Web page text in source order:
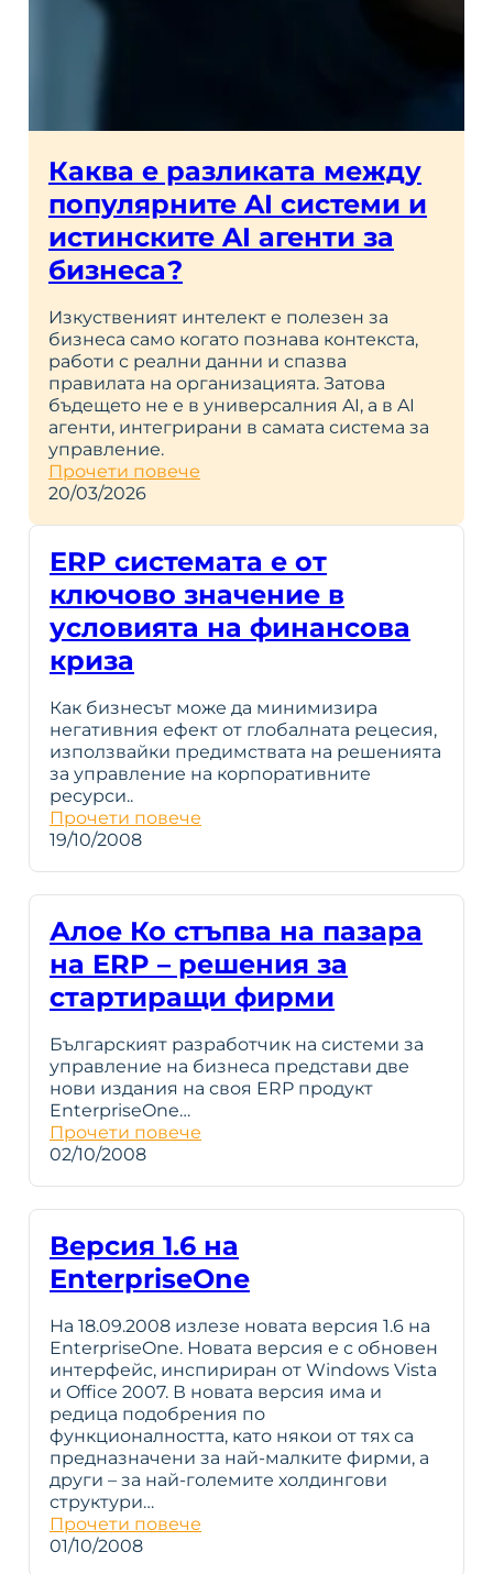
Каква е разликата между
популярните AI системи и
истинските AI агенти за
бизнеса?
Изкуственият интелект е полезен за
бизнеса само когато познава контекста,
работи с реални данни и спазва
правилата на организацията. Затова
бъдещето не е в универсалния AI, а в AI
агенти, интегрирани в самата система за
управление.
Прочети повече
20/03/2026
ERP системата е от
ключово значение в
условията на финансова
криза
Как бизнесът може да минимизира
негативния ефект от глобалната рецесия,
използвайки предимствата на решенията
за управление на корпоративните
ресурси..
Прочети повече
19/10/2008
Алое Ко стъпва на пазара
на ERP – решения за
стартиращи фирми
Българският разработчик на системи за
управление на бизнеса представи две
нови издания на своя ERP продукт
EnterpriseOne…
Прочети повече
02/10/2008
Версия 1.6 на
EnterpriseOne
На 18.09.2008 излезе новата версия 1.6 на
EnterpriseOne. Новата версия е с обновен
интерфейс, инспириран от Windows Vista
и Office 2007. В новата версия има и
редица подобрения по
функционалността, като някои от тях са
предназначени за най-малките фирми, а
други – за най-големите холдингови
структури…
Прочети повече
01/10/2008